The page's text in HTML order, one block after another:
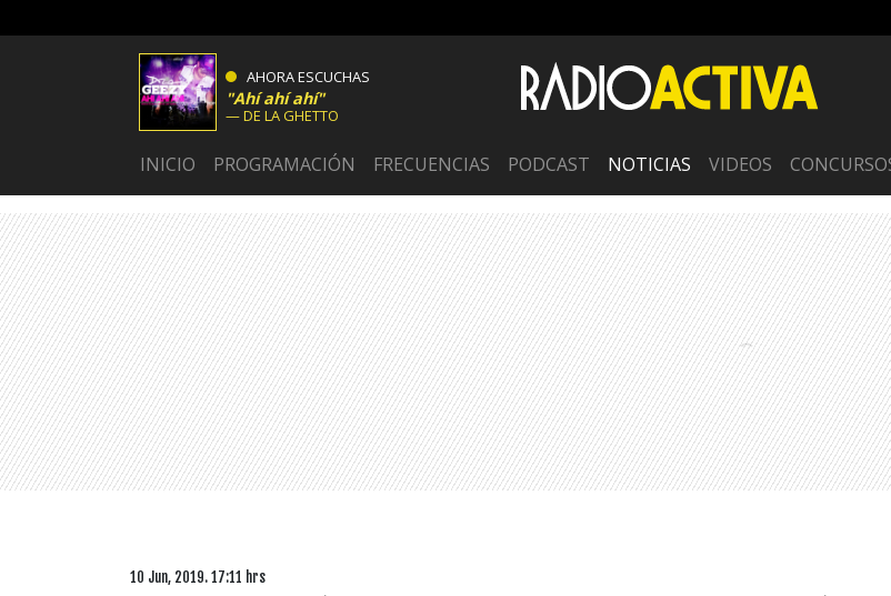
AHORA ESCUCHAS
Ahí ahí ahí
DE LA GHETTO
INICIO PROGRAMACIÓN FRECUENCIAS PODCAST NOTICIAS VIDEOS
10 Jun, 2019. 17:11 hrs